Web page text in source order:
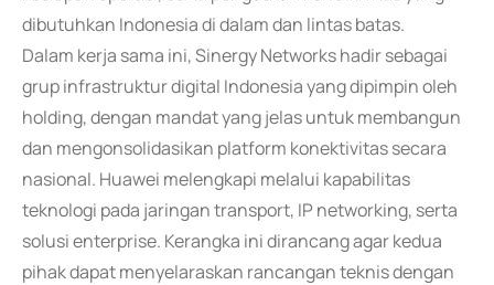
dibutuhkan Indonesia di dalam dan lintas batas.
Dalam kerja sama ini, Sinergy Networks hadir sebagai
grup infrastruktur digital Indonesia yang dipimpin oleh
holding, dengan mandat yang jelas untuk membangun
dan mengonsolidasikan platform konektivitas secara
nasional. Huawei melengkapi melalui kapabilitas
teknologi pada jaringan transport, IP networking, serta
solusi enterprise. Kerangka ini dirancang agar kedua
pihak dapat menyelaraskan rancangan teknis dengan